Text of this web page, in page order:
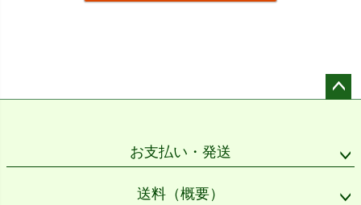
お支払い・発送
送料（概要）